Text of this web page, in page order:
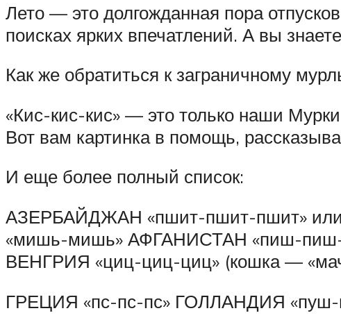
Лето — это долгожданная пора
поисках ярких впечатлений. А вы
Как же обратиться к заграничному
«Кис-кис-кис» — это только наши
Вот вам картинка в помощь,
И еще более полный список:
АЗЕРБАЙДЖАН «пшит-пшит-пшит»
«мишь-мишь» АФГАНИСТАН «пиш-пиш-
ВЕНГРИЯ «циц-циц-циц» (кошка —
ГРЕЦИЯ «пс-пс-пс» ГОЛЛАНДИЯ «пуш-